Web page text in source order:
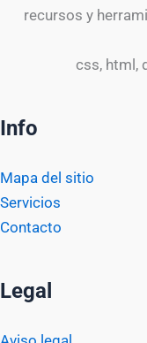
recursos y
css, html,
Info
Mapa del sitio
Servicios
Contacto
Legal